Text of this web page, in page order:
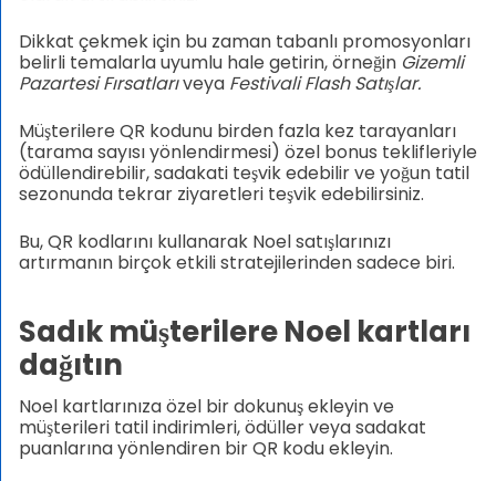
Dikkat çekmek için bu zaman tabanlı promosyonları
belirli temalarla uyumlu hale getirin, örneğin Gizemli
Pazartesi Fırsatlarıveya Festivali Flash Satışlar.
Müşterilere QR kodunu birden fazla kez tarayanları
(tarama sayısı yönlendirmesi) özel bonus teklifleriyle
ödüllendirebilir, sadakati teşvik edebilir ve yoğun tatil
sezonunda tekrar ziyaretleri teşvik edebilirsiniz.
Bu, QR kodlarını kullanarak Noel satışlarınızı
artırmanın birçok etkili stratejilerinden sadece biri.
Sadık müşterilere Noel kartları
dağıtın
Noel kartlarınıza özel bir dokunuş ekleyin ve
müşterileri tatil indirimleri, ödüller veya sadakat
puanlarına yönlendiren bir QR kodu ekleyin.